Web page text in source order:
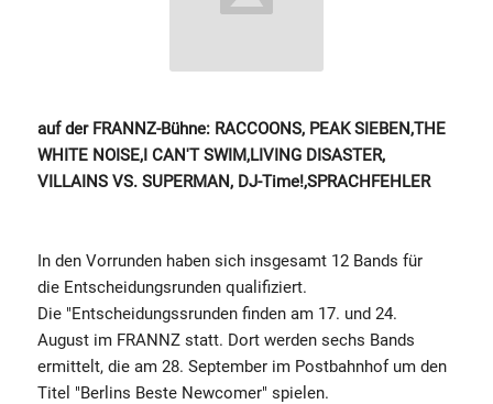
auf der FRANNZ-Bühne: RACCOONS, PEAK SIEBEN,THE
WHITE NOISE,I CAN'T SWIM,LIVING DISASTER,
VILLAINS VS. SUPERMAN, DJ-Time!,SPRACHFEHLER
In den Vorrunden haben sich insgesamt 12 Bands für
die Entscheidungsrunden qualifiziert.
Die "Entscheidungssrunden finden am 17. und 24.
August im FRANNZ statt. Dort werden sechs Bands
ermittelt, die am 28. September im Postbahnhof um den
Titel "Berlins Beste Newcomer" spielen.